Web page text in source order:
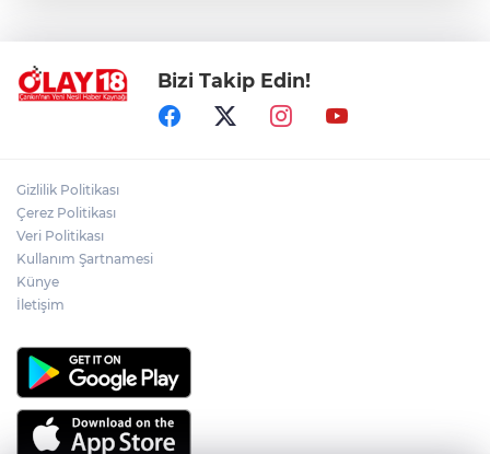
PKK'NIN SİLAH BIRAKMA SÜRECİNDE
YENİ DÖNEM
ÇANKIRILI ECZACI SABRİ ATAMANALP
Bizi Takip Edin!
Gizlilik Politikası
Çerez Politikası
Veri Politikası
Kullanım Şartnamesi
Künye
İletişim